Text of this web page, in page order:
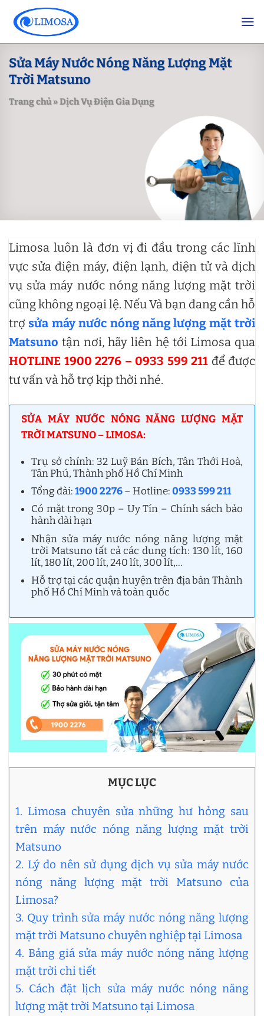
content
Sửa Máy Nước Nóng Năng Lượng Mặt
Trời Matsuno
Trang chủ»Dịch Vụ Điện Gia Dụng
Limosa luôn là đơn vị đi đầu trong các lĩnh
vực sửa điện máy, điện lạnh, điện tử và dịch
vụ sửa máy nước nóng năng lượng mặt trời
cũng không ngoại lệ. Nếu Và bạn đang cần hỗ
trợsửa máy nước nóng năng lượng mặt trời
Matsuno tận nơi, hãy liên hệ tới Limosa qua
HOTLINE 1900 2276 – 0933 599 211 để được
tư vấn và hỗ trợ kịp thời nhé.
SỬA MÁY NƯỚC NÓNG NĂNG LƯỢNG MẶT
TRỜI MATSUNO – LIMOSA:
Trụ sở chính: 32 Luỹ Bán Bích, Tân Thới Hoà,
Tân Phú, Thành phố Hồ Chí Minh
Tổng đài:1900 2276– Hotline:0933 599 211
Có mặt trong 30p – Uy Tín – Chính sách bảo
hành dài hạn
Nhận sửa máy nước nóng năng lượng mặt
trời Matsuno tất cả các dung tích: 130 lít, 160
lít, 180 lít, 200 lít, 240 lít, 300 lít,…
Hỗ trợ tại các quận huyện trên địa bàn Thành
phố Hồ Chí Minh và toàn quốc
MỤC LỤC
1. Limosa chuyên sửa những hư hỏng sau
trên máy nước nóng năng lượng mặt trời
Matsuno
2. Lý do nên sử dụng dịch vụ sửa máy nước
nóng năng lượng mặt trời Matsuno của
Limosa?
3. Quy trình sửa máy nước nóng năng lượng
mặt trời Matsuno chuyên nghiệp tại Limosa
4. Bảng giá sửa máy nước nóng năng lượng
mặt trời chi tiết
5. Cách đặt lịch sửa máy nước nóng năng
lượng mặt trời Matsuno tại Limosa